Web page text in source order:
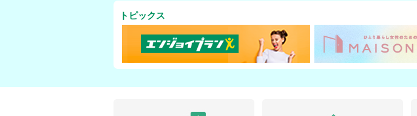
トピックス